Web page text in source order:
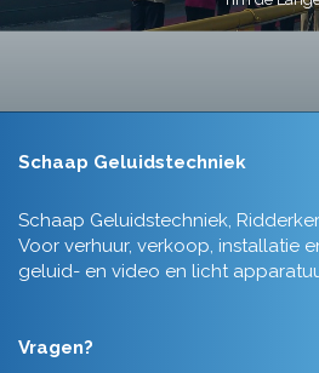
Schaap Geluidstechniek
Schaap Geluidstechniek,
Voor verhuur, verkoop, installatie
geluid- en video en licht
Vragen?